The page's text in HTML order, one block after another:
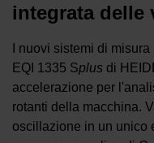
integrata delle
I nuovi sistemi di
EQI 1335 Splus di
accelerazione per
rotanti della macchina.
oscillazione in un unico